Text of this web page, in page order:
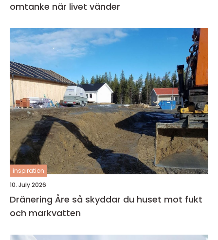
omtanke när livet vänder
inspiration
10. July 2026
Dränering Åre så skyddar du huset mot fukt
och markvatten